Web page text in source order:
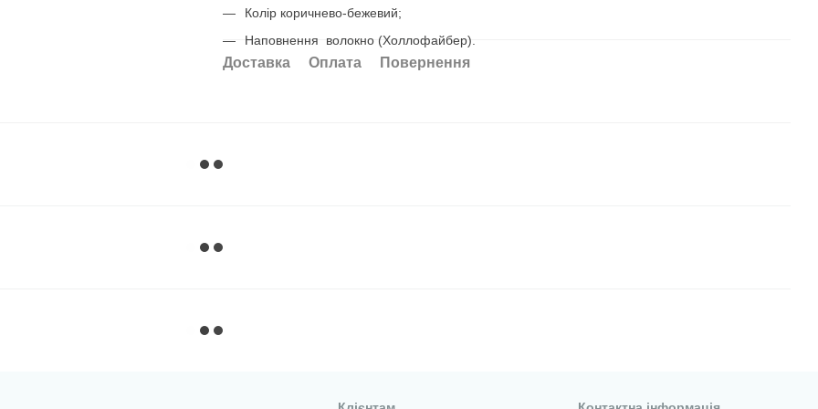
Колір коричнево-бежевий;
Наповнення волокно (Холлофайбер).
Доставка Оплата Повернення